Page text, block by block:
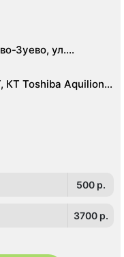
Зуево, ул.
КТ Toshiba Aquilion
500 p.
3700 p.